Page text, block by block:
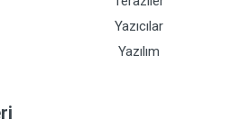
Yazıcılar
Yazılım